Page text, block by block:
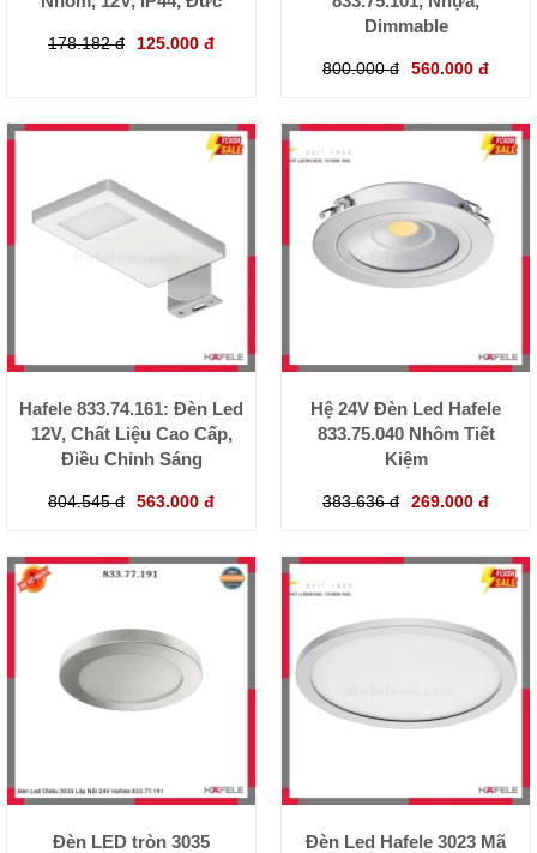
178.182 đ 125.000 đ
Dimmable
800.000 đ 560.000 đ
Hafele 833.74.161: Đèn Led
12V, Chất Liệu Cao Cấp,
Điều Chỉnh Sáng
804.545 đ 563.000 đ
Hệ 24V Đèn Led Hafele
833.75.040 Nhôm Tiết
Kiệm
383.636 đ 269.000 đ
Đèn LED tròn 3035
Đèn Led Hafele 3023 Mã